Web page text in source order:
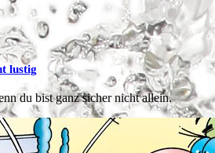
lustig
du bist ganz sicher nicht allein.